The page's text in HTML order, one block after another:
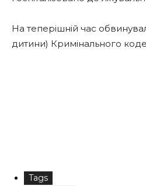
На теперішній час
дитини) Кримінального
Tags